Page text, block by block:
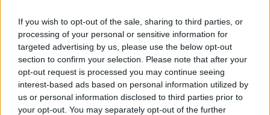
If you wish to opt-out of the sale, sharing to third parties, or
processing of your personal or sensitive information for
targeted advertising by us, please use the below opt-out
section to confirm your selection. Please note that after your
opt-out request is processed you may continue seeing
interest-based ads based on personal information utilized by
us or personal information disclosed to third parties prior to
your opt-out. You may separately opt-out of the further